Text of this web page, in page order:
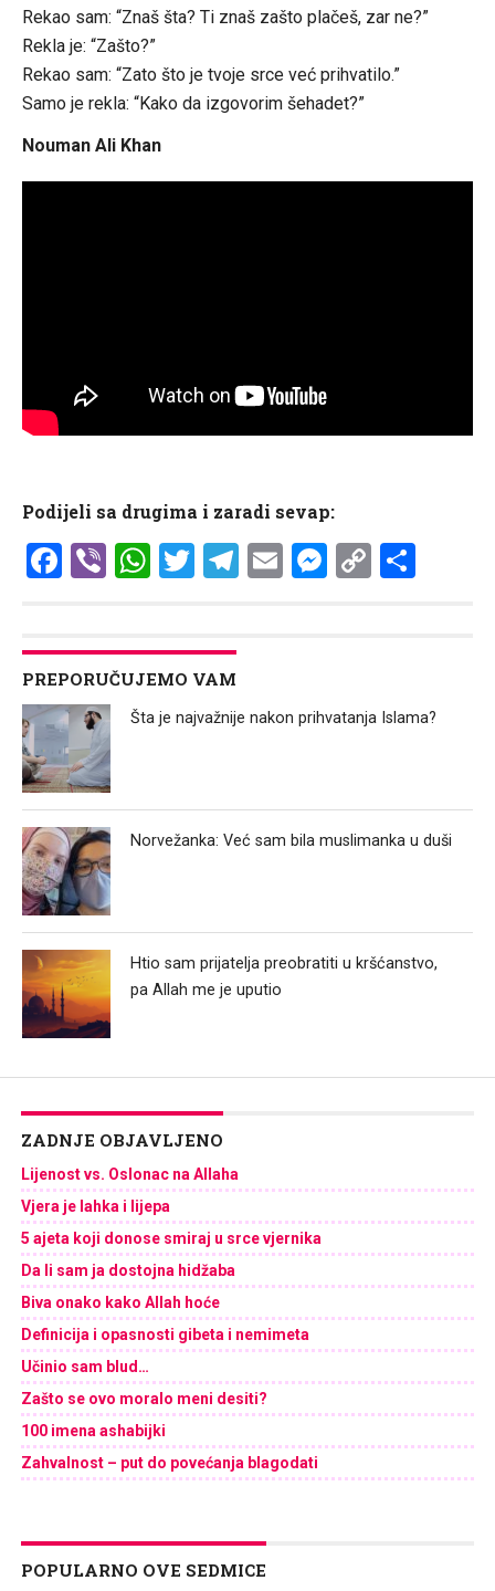
Rekao sam: “Znaš šta? Ti znaš zašto plačeš, zar ne?”
Rekla je: “Zašto?”
Rekao sam: “Zato što je tvoje srce već prihvatilo.”
Samo je rekla: “Kako da izgovorim šehadet?”
Nouman Ali Khan
Podijeli sa drugima i zaradi sevap:
Facebook
ViberWhatsApp
Twitter
Telegram
EmailCopy
PREPORUČUJEMO VAM
Šta je najvažnije nakon prihvatanja Islama?
Norvežanka: Već sam bila muslimanka u duši
Htio sam prijatelja preobratiti u kršćanstvo,
pa Allah me je uputio
ZADNJE OBJAVLJENO
Lijenost vs. Oslonac na Allaha
Vjera je lahka i lijepa
5 ajeta koji donose smiraj u srce vjernika
Da li sam ja dostojna hidžaba
Biva onako kako Allah hoće
Definicija i opasnosti gibeta i nemimeta
Učinio sam blud…
Zašto se ovo moralo meni desiti?
100 imena ashabijki
Zahvalnost – put do povećanja blagodati
POPULARNO OVE SEDMICE